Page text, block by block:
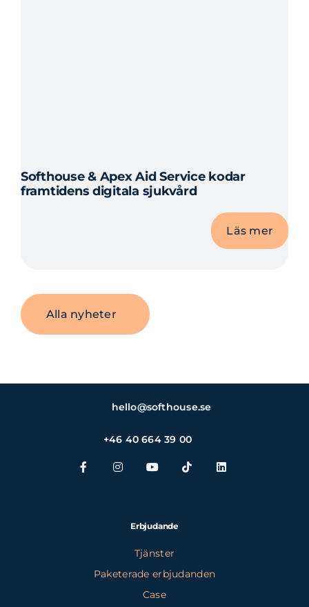
Softhouse & Apex Aid Service kodar
framtidens digitala sjukvård
Läs mer
Alla nyheter
hello@softhouse.se
+46 40 664 39 00
Erbjudande
Tjänster
Paketerade erbjudanden
Case